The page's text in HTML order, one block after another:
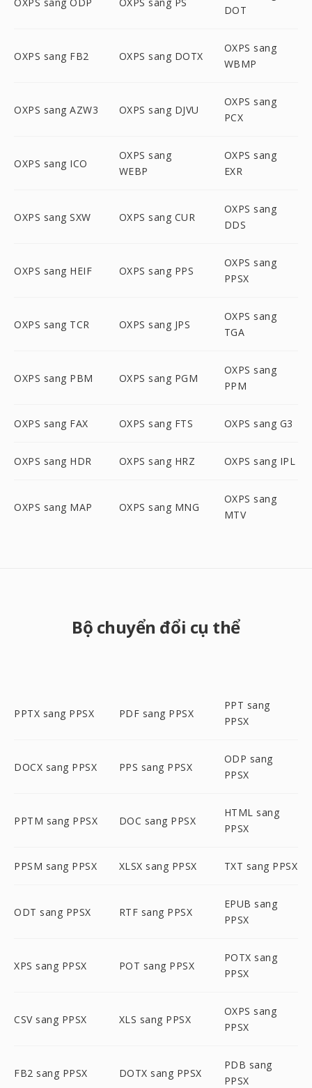
DOT
OXPS sang FB2 OXPS sang DOTX
OXPS sang
WBMP
OXPS sang AZW3 OXPS sang DJVU
OXPS sang
PCX
OXPS sang ICO
OXPS sang
WEBP
OXPS sang
EXR
OXPS sang SXW OXPS sang CUR
OXPS sang
DDS
OXPS sang HEIF OXPS sang PPS
OXPS sang
PPSX
OXPS sang TCR OXPS sang JPS
OXPS sang
TGA
OXPS sang PBM OXPS sang PGM
OXPS sang
PPM
OXPS sang FAX OXPS sang FTS OXPS sang G3
OXPS sang HDR OXPS sang HRZ OXPS sang IPL
OXPS sang MAP OXPS sang MNG
OXPS sang
MTV
Bộ chuyển đổi cụ thể
PPTX sang PPSX PDF sang PPSX
PPT sang
PPSX
DOCX sang PPSX PPS sang PPSX
ODP sang
PPSX
PPTM sang PPSX DOC sang PPSX
HTML sang
PPSX
PPSM sang PPSX XLSX sang PPSX TXT sang PPSX
ODT sang PPSX RTF sang PPSX
EPUB sang
PPSX
XPS sang PPSX POT sang PPSX
POTX sang
PPSX
CSV sang PPSX XLS sang PPSX
OXPS sang
PPSX
FB2 sang PPSX DOTX sang PPSX
PDB sang
PPSX